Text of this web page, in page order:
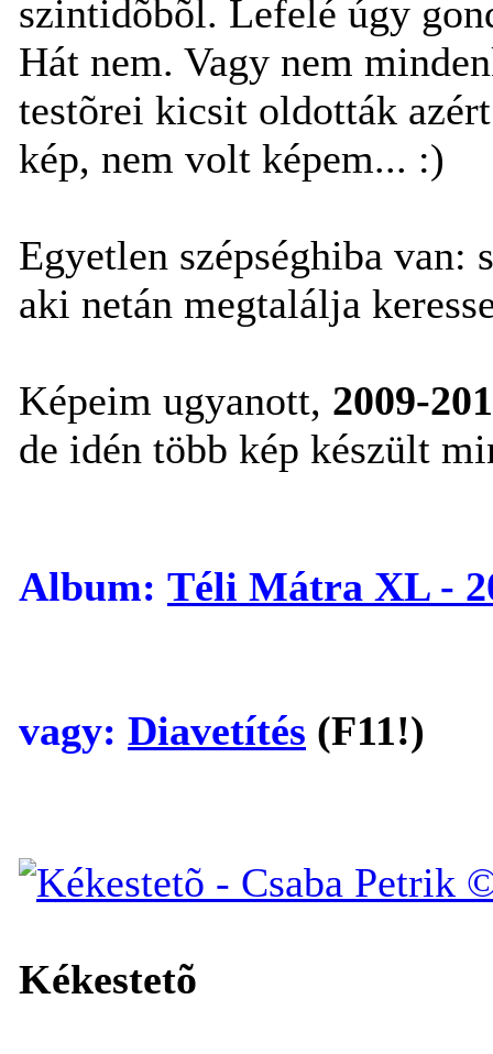
szintidõbõl. Lefelé úgy
Hát nem. Vagy nem
testõrei kicsit oldották
kép, nem volt képem... :)
Egyetlen szépséghiba van:
aki netán megtalálja
Képeim ugyanott, 2009-
de idén több kép készült
Album: Téli Mátra XL -
vagy: Diavetítés (F11!)
Kékestetõ